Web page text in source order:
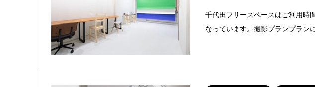
千代田フリースペースはご利用時
なっています。撮影プランプラン